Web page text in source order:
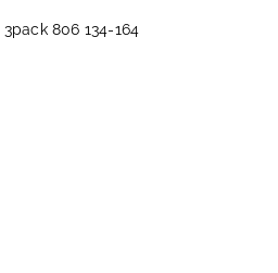
806 134-164